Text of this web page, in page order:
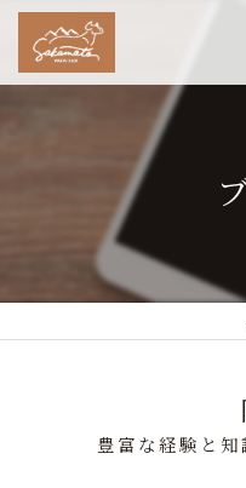
豊富な経験と